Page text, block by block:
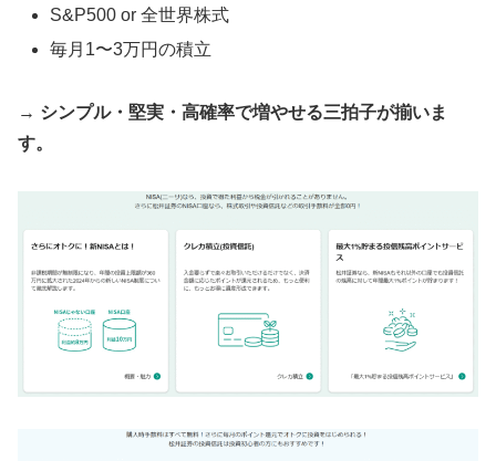
S&P500 or 全世界株式
毎月1〜3万円の積立
→ シンプル・堅実・高確率で増やせる三拍子が揃いま
す。